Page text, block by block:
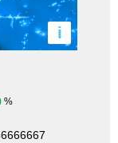
i
%